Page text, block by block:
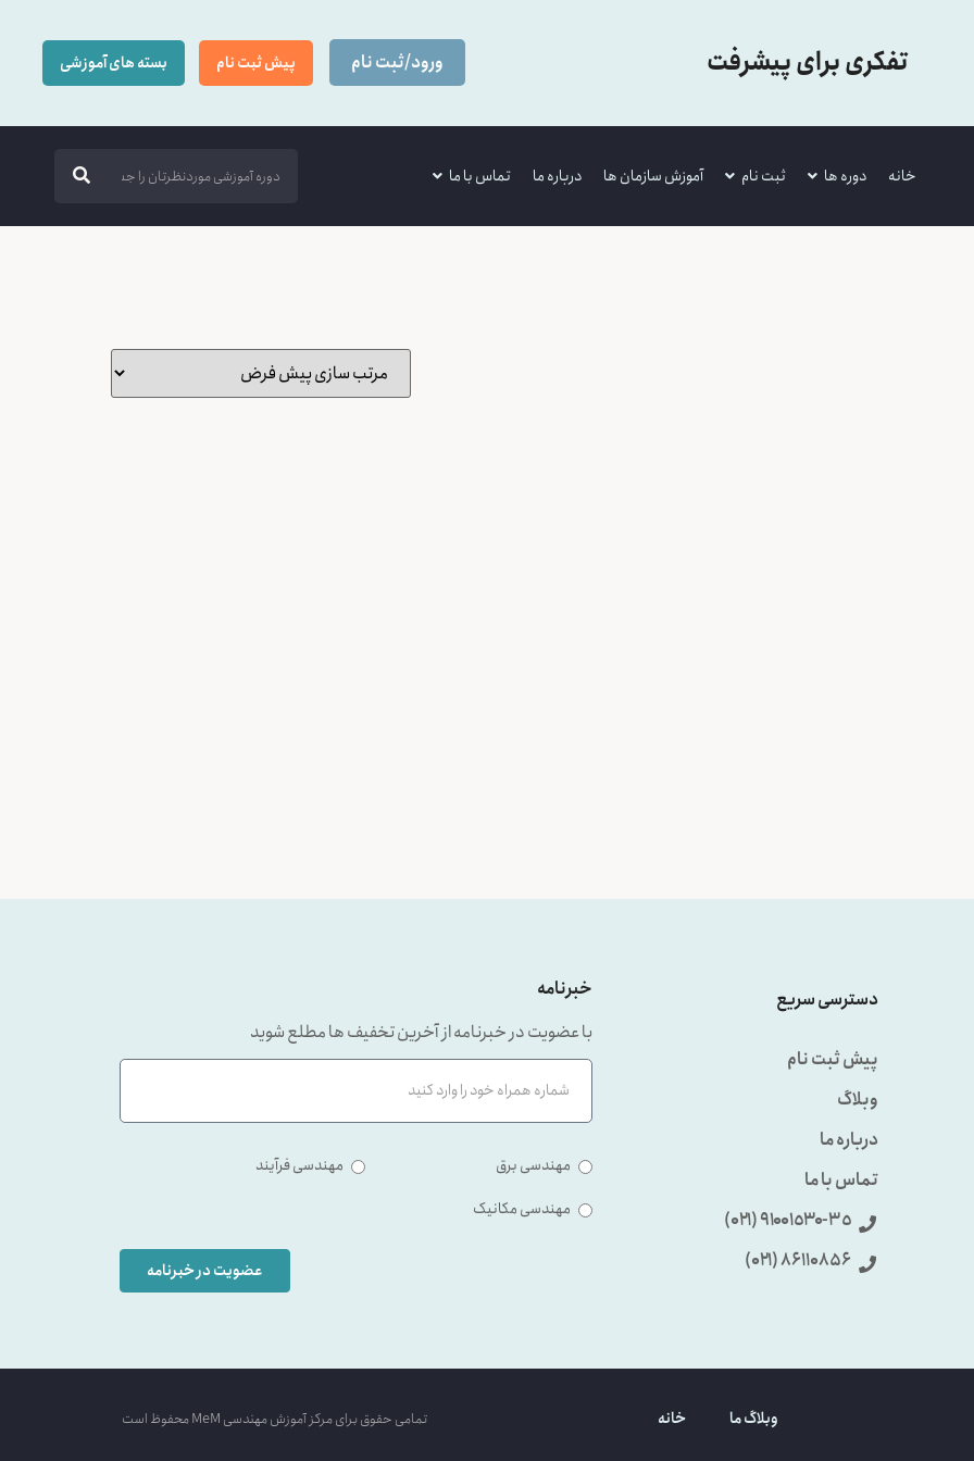
تفکری برای پیشرفت ورود/ثبت نام پیش ثبت نام بسته های آموزشی
خانه دوره ها ثبت نام آموزش سازمان ها درباره ما تماس با ما
دسترسی سریع
پیش ثبت نام
وبلاگ
درباره ما
تماس با ما
٩۱۰۰۱٥۳۰-۳٥ (۰۲۱)
86110856 (۰۲۱)
خبرنامه
با عضویت در خبرنامه از آخرین تخفیف ها مطلع شوید
مهندسی برق
مهندسی فرآیند
مهندسی مکانیک
عضویت در خبرنامه
وبلاگ ما خانه تمامی حقوق برای مرکز آموزش مهندسی MeM محفوظ است